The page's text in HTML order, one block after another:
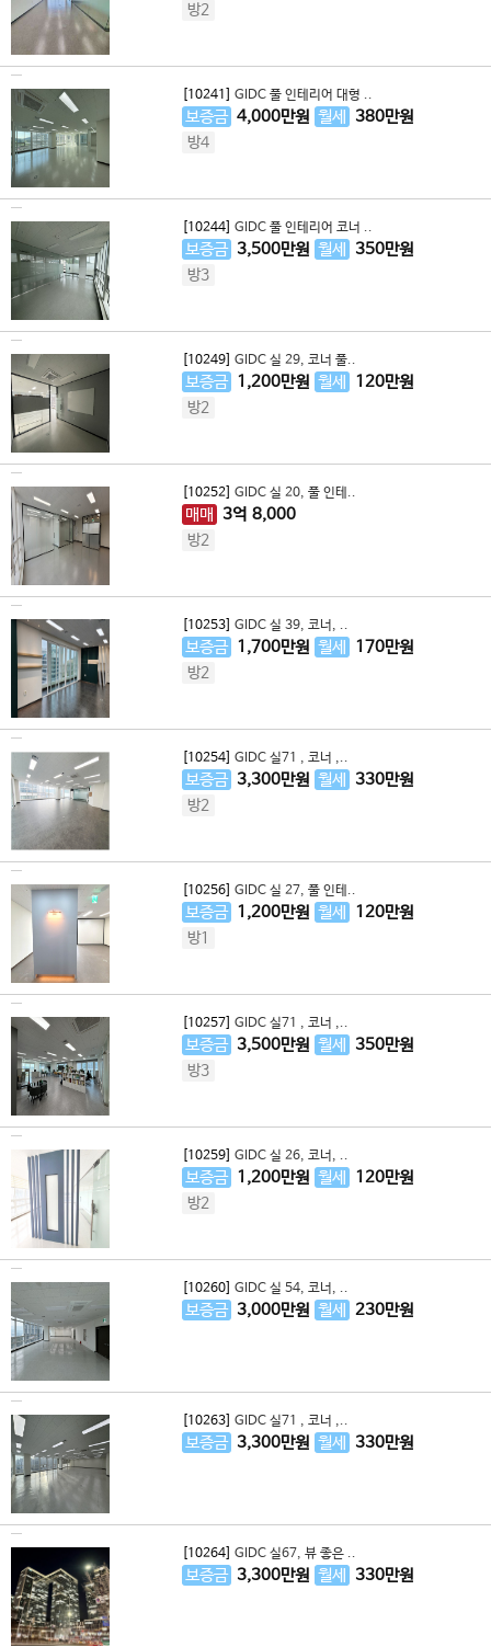
방2
[10241] GIDC 풀 인테리어 대형 ..
보증금 4,000만원 월세 380만원
방4
[10244] GIDC 풀 인테리어 코너 ..
보증금 3,500만원 월세 350만원
방3
[10249] GIDC 실 29, 코너 풀..
보증금 1,200만원 월세 120만원
방2
[10252] GIDC 실 20, 풀 인테..
매매 3억 8,000
방2
[10253] GIDC 실 39, 코너, ..
보증금 1,700만원 월세 170만원
방2
[10254] GIDC 실71 , 코너 ,..
보증금 3,300만원 월세 330만원
방2
[10256] GIDC 실 27, 풀 인테..
보증금 1,200만원 월세 120만원
방1
[10257] GIDC 실71 , 코너 ,..
보증금 3,500만원 월세 350만원
방3
[10259] GIDC 실 26, 코너, ..
보증금 1,200만원 월세 120만원
방2
[10260] GIDC 실 54, 코너, ..
보증금 3,000만원 월세 230만원
[10263] GIDC 실71 , 코너 ,..
보증금 3,300만원 월세 330만원
[10264] GIDC 실67, 뷰 좋은 ..
보증금 3,300만원 월세 330만원